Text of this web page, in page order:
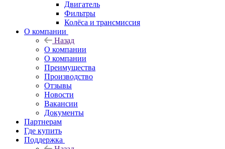
Двигатель
Фильтры
Колёса и трансмиссия
О компании
Назад
О компании
О компании
Преимущества
Производство
Отзывы
Новости
Вакансии
Документы
Партнерам
Где купить
Поддержка